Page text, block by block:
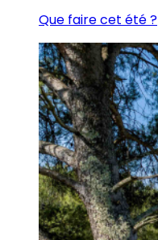
Que faire cet été ?